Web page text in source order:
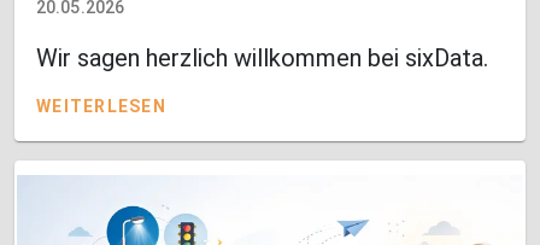
20.05.2026
Wir sagen herzlich willkommen bei sixData.
WEITERLESEN